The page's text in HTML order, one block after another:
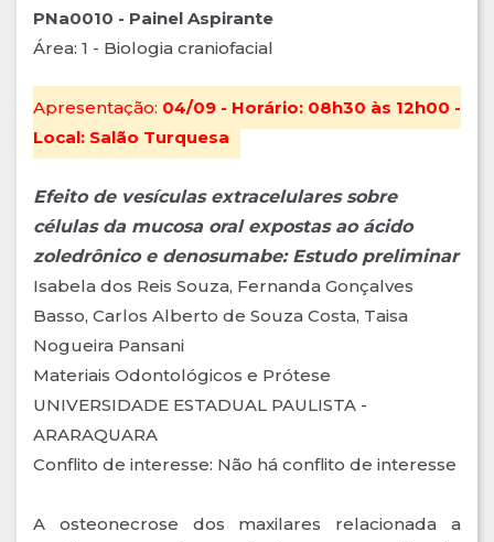
PNa0010 - Painel Aspirante
Área: 1 - Biologia craniofacial
Apresentação: 04/09 - Horário: 08h30 às 12h00 -
Local: Salão Turquesa
Efeito de vesículas extracelulares sobre
células da mucosa oral expostas ao ácido
zoledrônico e denosumabe: Estudo preliminar
Isabela dos Reis Souza, Fernanda Gonçalves
Basso, Carlos Alberto de Souza Costa, Taisa
Nogueira Pansani
Materiais Odontológicos e Prótese
UNIVERSIDADE ESTADUAL PAULISTA -
ARARAQUARA
Conflito de interesse: Não há conflito de interesse
A osteonecrose dos maxilares relacionada a